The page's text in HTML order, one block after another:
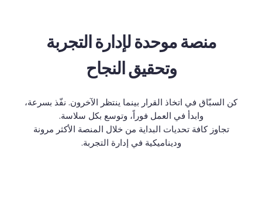
منصةموحدةلإدارةالتجربة
وتحقيقالنجاح
كن السبّاق في اتخاذ القرار بينما ينتظر الآخرون. نفّذ بسرعة،
وابدأ في العمل فوراً، وتوسع بكل سلاسة.
تجاوز كافة تحديات البداية من خلال المنصة الأكثر مرونة
وديناميكية في إدارة التجربة.